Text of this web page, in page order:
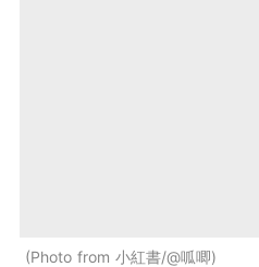
Photo from 小紅書/@呱唧